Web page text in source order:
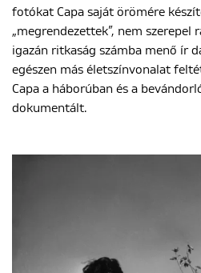
fotókat Capa saját örömére
„megrendezettek”, nem szerepel
igazán ritkaság számba menő ír
egészen más életszínvonalat
Capa a háborúban és a
dokumentált.